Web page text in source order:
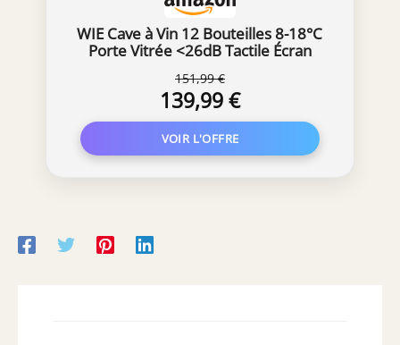
WIE Cave à Vin 12 Bouteilles 8-18°C
Porte Vitrée <26dB Tactile Écran
151,99 €
139,99 €